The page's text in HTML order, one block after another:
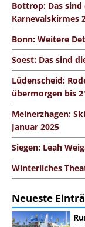
Bottrop: Das
Karnevalskirmes
Bonn: Weitere
Soest: Das sind
Lüdenscheid:
übermorgen bis
Meinerzhagen:
Januar 2025
Siegen: Leah
Winterliches
Neueste